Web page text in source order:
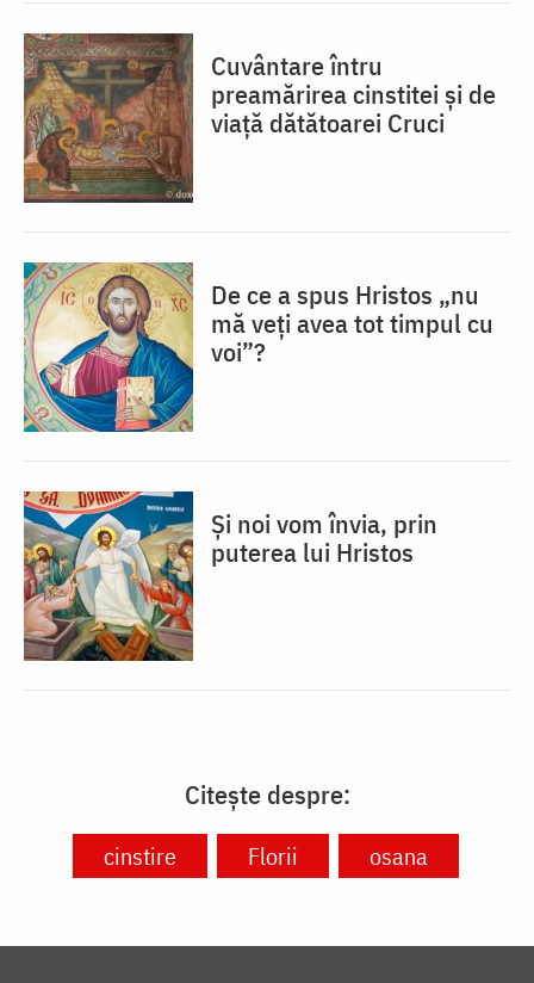
Cuvântare întru
preamărirea cinstitei și de
viață dătătoarei Cruci
De ce a spus Hristos „nu
mă veţi avea tot timpul cu
voi”?
Și noi vom învia, prin
puterea lui Hristos
Citește despre:
cinstire Florii osana